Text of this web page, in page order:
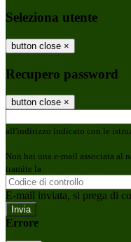
Seleziona utente
button close ×
Recupero password
button close ×
all'indirizzo indicato con le
Non hai una e-mail associata al
tramite la
E-mail inviata, si prega di
Errore